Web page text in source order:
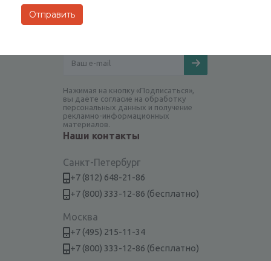
Нажимая на кнопку «Подписаться»,
вы даёте согласие на обработку
персональных данных и получение
рекламно-информационных
материалов.
Наши контакты
Санкт-Петербург
+7 (812) 648-21-86
+7 (800) 333-12-86 (бесплатно)
Москва
+7 (495) 215-11-34
+7 (800) 333-12-86 (бесплатно)